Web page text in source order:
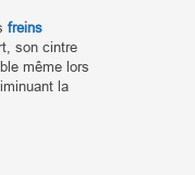
freins
son cintre
même lors
la